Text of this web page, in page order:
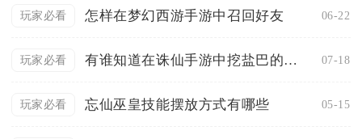
玩家必看 怎样在梦幻西游手游中召回好友 06-22
玩家必看 有谁知道在诛仙手游中挖盐巴的具体地点 07-18
玩家必看 忘仙巫皇技能摆放方式有哪些 05-15